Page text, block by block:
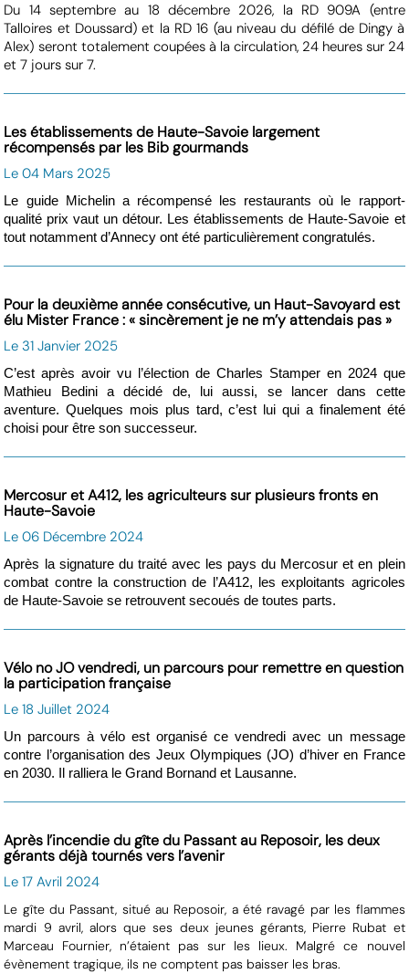
Du 14 septembre au 18 décembre 2026, la RD 909A (entre
Talloires et Doussard) et la RD 16 (au niveau du défilé de Dingy à
Alex) seront totalement coupées à la circulation, 24 heures sur 24
et 7 jours sur 7.
Les établissements de Haute-Savoie largement
récompensés par les Bib gourmands
Le 04 Mars 2025
Le guide Michelin a récompensé les restaurants où le rapport-
qualité prix vaut un détour. Les établissements de Haute-Savoie et
tout notamment d’Annecy ont été particulièrement congratulés.
Pour la deuxième année consécutive, un Haut-Savoyard est
élu Mister France : « sincèrement je ne m’y attendais pas »
Le 31 Janvier 2025
C’est après avoir vu l’élection de Charles Stamper en 2024 que
Mathieu Bedini a décidé de, lui aussi, se lancer dans cette
aventure. Quelques mois plus tard, c’est lui qui a finalement été
choisi pour être son successeur.
Mercosur et A412, les agriculteurs sur plusieurs fronts en
Haute-Savoie
Le 06 Décembre 2024
Après la signature du traité avec les pays du Mercosur et en plein
combat contre la construction de l’A412, les exploitants agricoles
de Haute-Savoie se retrouvent secoués de toutes parts.
Vélo no JO vendredi, un parcours pour remettre en question
la participation française
Le 18 Juillet 2024
Un parcours à vélo est organisé ce vendredi avec un message
contre l’organisation des Jeux Olympiques (JO) d’hiver en France
en 2030. Il ralliera le Grand Bornand et Lausanne.
Après l’incendie du gîte du Passant au Reposoir, les deux
gérants déjà tournés vers l’avenir
Le 17 Avril 2024
Le gîte du Passant, situé au Reposoir, a été ravagé par les flammes
mardi 9 avril, alors que ses deux jeunes gérants, Pierre Rubat et
Marceau Fournier, n’étaient pas sur les lieux. Malgré ce nouvel
évènement tragique, ils ne comptent pas baisser les bras.